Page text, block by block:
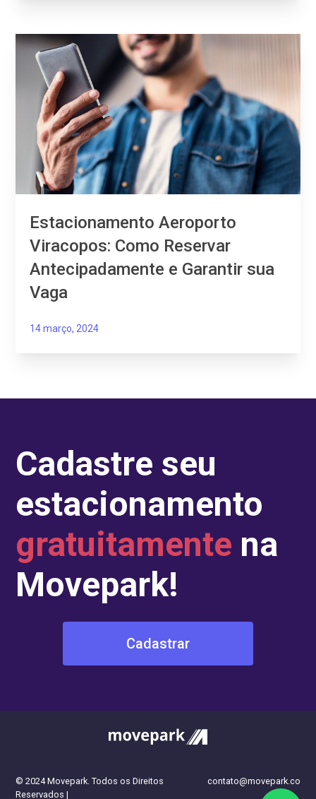
Estacionamento Aeroporto
Viracopos: Como Reservar
Antecipadamente e Garantir sua
Vaga
14 março, 2024
Cadastre seu
estacionamento
gratuitamente na
Movepark!
Cadastrar
© 2024 Movepark. Todos os Direitos
Reservados |
contato@movepark.co